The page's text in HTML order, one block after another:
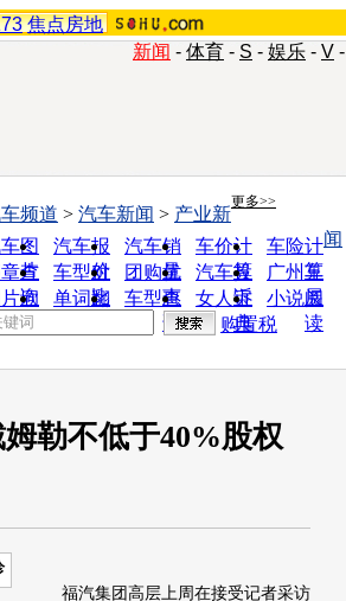
焦点房地
新闻 - 体育 - S - 娱乐 - V -
更多>>
图
片
汽车报
价
汽车销
量
车价计
算
车险计
算
查
询
车型对
比
团购优
惠
汽车投
诉
广州车
展
欣
赏
单词翻
车型查
询
女人宝
典
小说阅
读
频道 > 汽车新闻 > 产业新
闻
购置税
勒不低于40%股权
福汽集团高层上周在接受记者采访